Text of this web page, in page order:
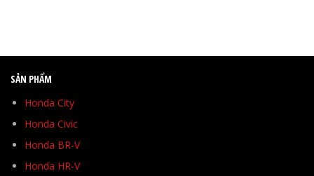
SẢN PHẨM
Honda City
Honda Civic
Honda BR-V
Honda HR-V